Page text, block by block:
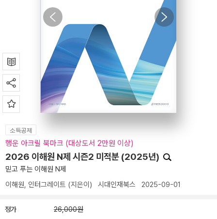
소득공제
행운 아크릴 북마크 (대상도서 2만원 이상)
2026 이해원 N제 시즌2 미적분 (2025년)
믿고 푸는 이해원 N제
이해원, 인터그레이트 (지은이) 시대인재북스 2025-09-01
정가 26,000원